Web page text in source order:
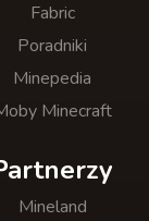
Fabric
Poradniki
Minepedia
Minecraft
Mineland